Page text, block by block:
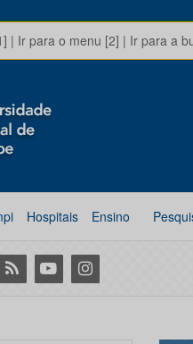
| Ir para o menu [2] | Ir para a
Hospitais Ensino
RSS YoutubeInstagram